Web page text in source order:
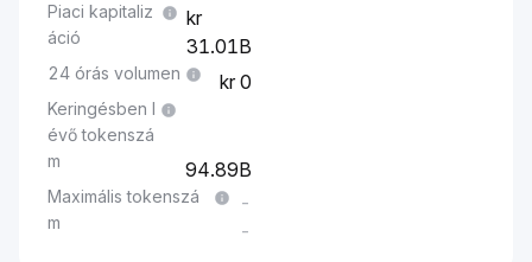
Piaci kapitaliz
áció
31.01B
24 órás volumen 0
Keringésben l
évő tokenszá
m
94.89B
Maximális tokenszá
m
-
-